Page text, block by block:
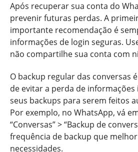
Após recuperar sua conta do
prevenir futuras perdas. A
importante recomendação é
informações de login seguras.
não compartilhe sua conta com
O backup regular das conversas
de evitar a perda de
seus backups para serem feitos
Por exemplo, no WhatsApp, vá
“Conversas” > “Backup de
frequência de backup que
necessidades.